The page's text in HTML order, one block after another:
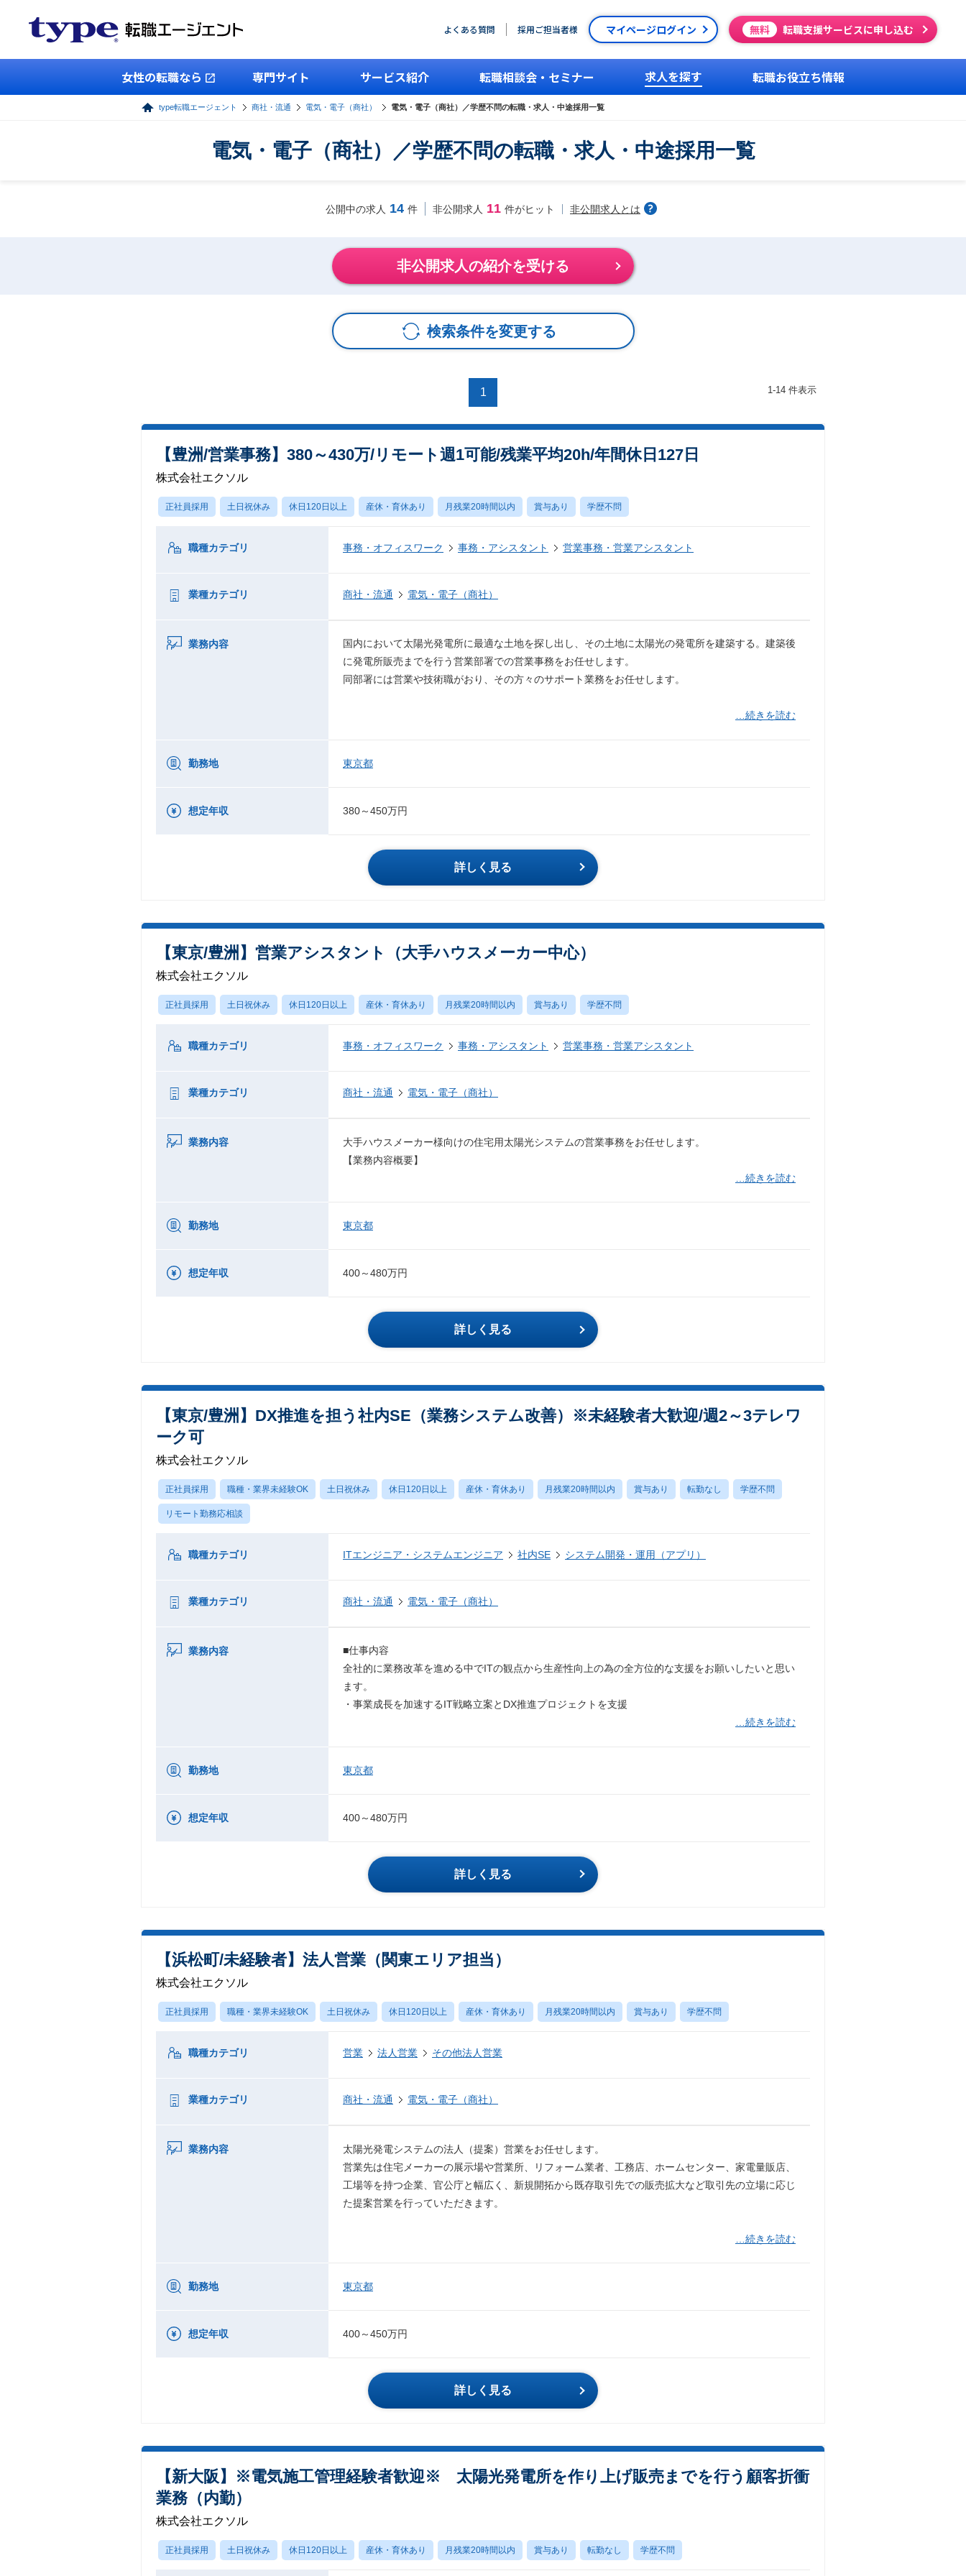
よくある質問 採用ご担当者様 マイページログイン 無料 転職支援サービスに申し込む
女性の転職なら 専門サイト サービス紹介 転職相談会・セミナー 求人を探す 転職お役立ち情報
type転職エージェント 商社・流通 電気・電子（商社） 電気・電子（商社）／学歴不問の転職・求人・中途採用一覧
電気・電子（商社）／学歴不問の転職・求人・中途採用一覧
公開中の求人 14 件 非公開求人 11 件がヒット 非公開求人とは
非公開求人の紹介を受ける
検索条件を変更する
1 1-14 件表示
【豊洲/営業事務】380～430万/リモート週1可能/残業平均20h/年間休日127日
株式会社エクソル
正社員採用 土日祝休み 休日120日以上 産休・育休あり 月残業20時間以内 賞与あり 学歴不問
職種カテゴリ 事務・オフィスワーク 事務・アシスタント 営業事務・営業アシスタント
業種カテゴリ 商社・流通 電気・電子（商社）
業務内容
国内において太陽光発電所に最適な土地を探し出し、その土地に太陽光の発電所を建築する。建築後
に発電所販売までを行う営業部署での営業事務をお任せします。
同部署には営業や技術職がおり、その方々のサポート業務をお任せします。
…続きを読む
勤務地 東京都
想定年収 380～450万円
詳しく見る
【東京/豊洲】営業アシスタント（大手ハウスメーカー中心）
株式会社エクソル
正社員採用 土日祝休み 休日120日以上 産休・育休あり 月残業20時間以内 賞与あり 学歴不問
職種カテゴリ 事務・オフィスワーク 事務・アシスタント 営業事務・営業アシスタント
業種カテゴリ 商社・流通 電気・電子（商社）
業務内容
大手ハウスメーカー様向けの住宅用太陽光システムの営業事務をお任せします。
【業務内容概要】
…続きを読む
勤務地 東京都
想定年収 400～480万円
詳しく見る
【東京/豊洲】DX推進を担う社内SE（業務システム改善）※未経験者大歓迎/週2～3テレワ
ーク可
株式会社エクソル
正社員採用 職種・業界未経験OK 土日祝休み 休日120日以上 産休・育休あり 月残業20時間以内 賞与あり 転勤なし 学歴不問
リモート勤務応相談
職種カテゴリ ITエンジニア・システムエンジニア 社内SE システム開発・運用（アプリ）
業種カテゴリ 商社・流通 電気・電子（商社）
業務内容
■仕事内容
全社的に業務改革を進める中でITの観点から生産性向上の為の全方位的な支援をお願いしたいと思い
ます。
・事業成長を加速するIT戦略立案とDX推進プロジェクトを支援
…続きを読む
勤務地 東京都
想定年収 400～480万円
詳しく見る
【浜松町/未経験者】法人営業（関東エリア担当）
株式会社エクソル
正社員採用 職種・業界未経験OK 土日祝休み 休日120日以上 産休・育休あり 月残業20時間以内 賞与あり 学歴不問
職種カテゴリ 営業 法人営業 その他法人営業
業種カテゴリ 商社・流通 電気・電子（商社）
業務内容
太陽光発電システムの法人（提案）営業をお任せします。
営業先は住宅メーカーの展示場や営業所、リフォーム業者、工務店、ホームセンター、家電量販店、
工場等を持つ企業、官公庁と幅広く、新規開拓から既存取引先での販売拡大など取引先の立場に応じ
た提案営業を行っていただきます。
…続きを読む
勤務地 東京都
想定年収 400～450万円
詳しく見る
【新大阪】※電気施工管理経験者歓迎※ 太陽光発電所を作り上げ販売までを行う顧客折衝
業務（内勤）
株式会社エクソル
正社員採用 土日祝休み 休日120日以上 産休・育休あり 月残業20時間以内 賞与あり 転勤なし 学歴不問